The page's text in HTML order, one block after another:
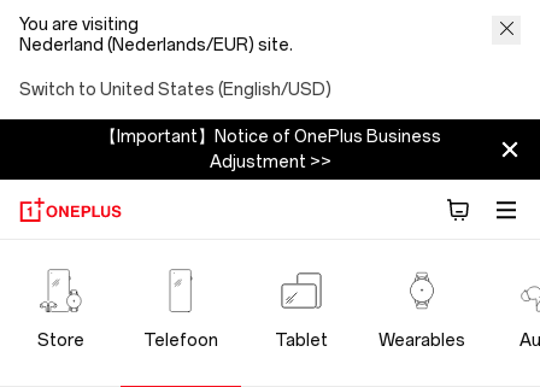
You are visiting
Nederland (Nederlands/EUR) site.
Switch to United States (English/USD)
【Important】Notice of OnePlus Business
Adjustment >>
OnePlus
Phone
Store Telefoon Tablet Wearables